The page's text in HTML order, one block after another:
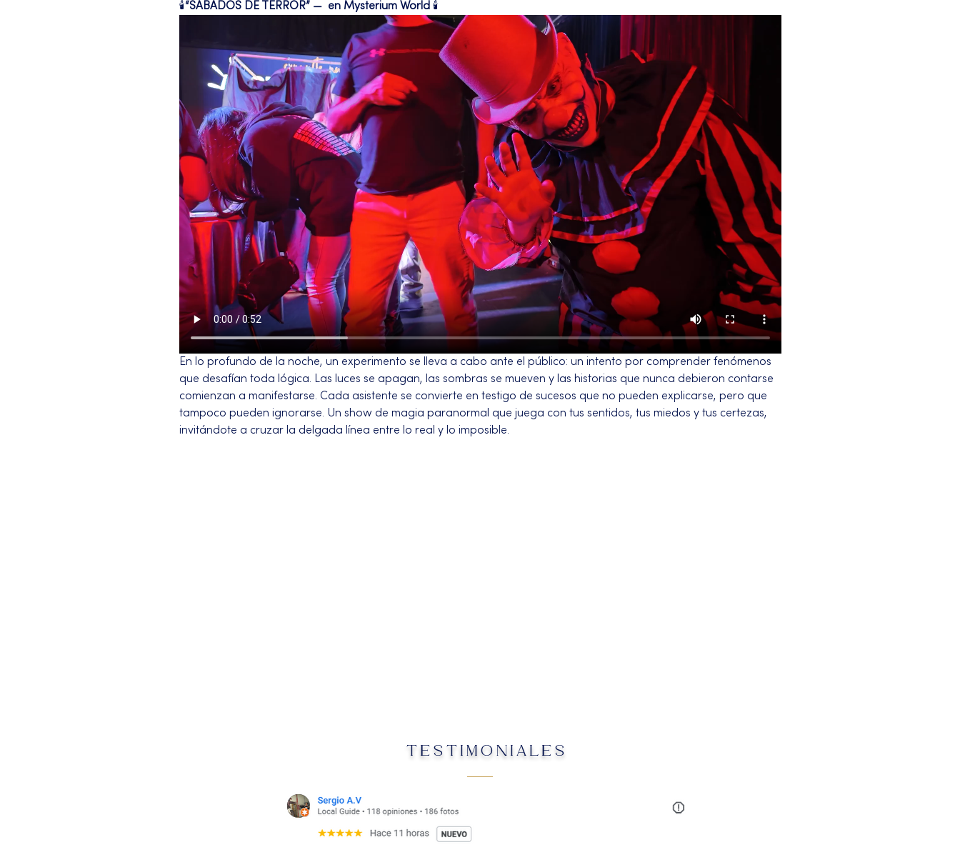
🕯️“SABADOS DE TERROR” —  en Mysterium World 🕯️
En lo profundo de la noche, un experimento se lleva a cabo ante el público: un intento por comprender fenómenos
que desafían toda lógica. Las luces se apagan, las sombras se mueven y las historias que nunca debieron contarse
comienzan a manifestarse. Cada asistente se convierte en testigo de sucesos que no pueden explicarse, pero que
tampoco pueden ignorarse. Un show de magia paranormal que juega con tus sentidos, tus miedos y tus certezas,
invitándote a cruzar la delgada línea entre lo real y lo imposible.
TESTIMONIALES